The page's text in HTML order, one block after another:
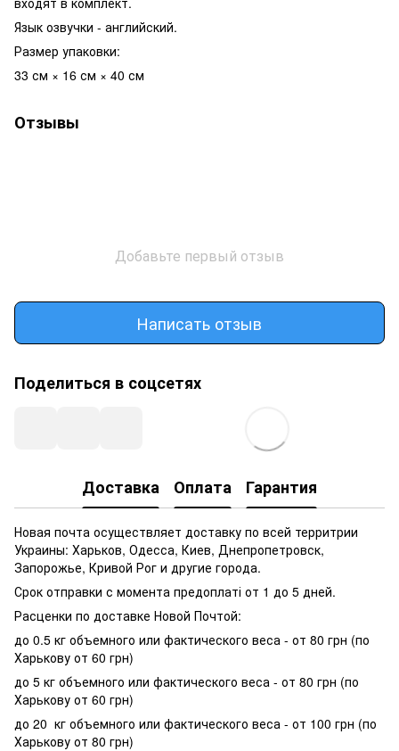
Язык озвучки - английский.
Размер упаковки:
33 см × 16 см × 40 см
Отзывы
Добавьте первый отзыв
Написать отзыв
Поделиться в соцсетях
Доставка Оплата Гарантия
Новая почта осуществляет доставку по всей территрии
Украины: Харьков, Одесса, Киев, Днепропетровск,
Запорожье, Кривой Рог и другие города.
Срок отправки с момента предоплаті от 1 до 5 дней.
Расценки по доставке Новой Почтой:
до 0.5 кг объемного или фактического веса - от 80 грн (по
Харькову от 60 грн)
до 5 кг объемного или фактического веса - от 80 грн (по
Харькову от 60 грн)
до 20 кг объемного или фактического веса - от 100 грн (по
Харькову от 80 грн)